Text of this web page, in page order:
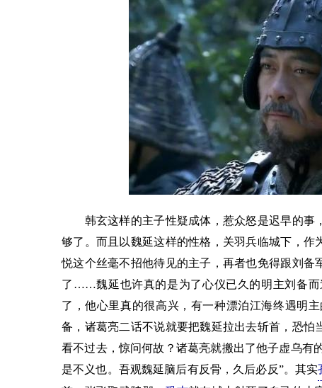
韩玄这样的主子性疑成体，惹众怒是迟早的事
够了。而且以魏延这样的性格，关羽兵临城下，
悦这个丝毫不招他待见的主子，再者也免得跟刘
了……魏延也许真的是为了心仪已久的明主刘备
了，他心里真的很高兴，有一种漂泊江海终遇明
备，诸葛亮二话不说就要把魏延拉出去斩首，恐
看不过去，惊问何故？诸葛亮就搬出了他子虚乌有
是不义也。吾观魏延脑后有反骨，久后必反”。其实